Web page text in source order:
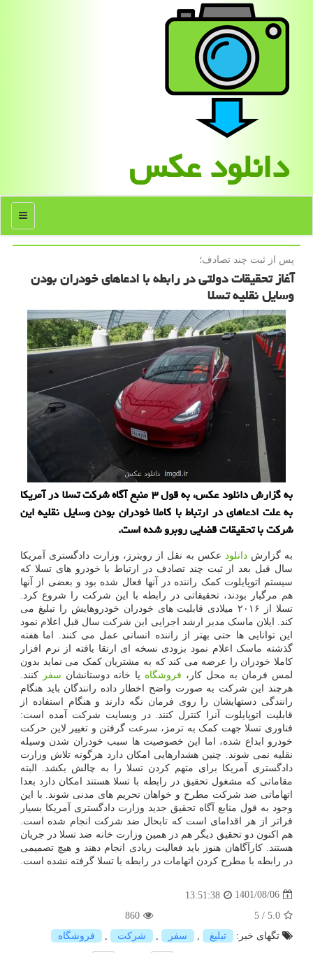
دانلود عكس
منو
پس از ثبت چند تصادف؛
آغاز تحقیقات دولتی در رابطه با ادعاهای خودران بودن
وسایل نقلیه تسلا
به گزارش دانلود عکس، به قول ۳ منبع آگاه شرکت تسلا در آمریکا
به علت ادعاهای در ارتباط با کاملا خودران بودن وسایل نقلیه این
شرکت با تحقیقات قضایی روبرو شده است.
به گزارش دانلود عکس به نقل از رویترز، وزارت دادگستری آمریکا
سال قبل بعد از ثبت چند تصادف در ارتباط با خودرو های تسلا که
سیستم اتوپایلوت کمک راننده در آنها فعال شده بود و بعضی از آنها
هم مرگبار بودند، تحقیقاتی در رابطه با این شرکت را شروع کرد.
تسلا از ۲۰۱۶ میلادی قابلیت های خودران خودروهایش را تبلیغ می
کند. ایلان ماسک مدیر ارشد اجرایی این شرکت سال قبل اعلام نمود
این توانایی ها حتی بهتر از راننده انسانی عمل می کنند. اما هفته
گذشته ماسک اعلام نمود بزودی نسخه ای ارتقا یافته از نرم افزار
کاملا خودران را عرضه می کند که به مشتریان کمک می نماید بدون
لمس فرمان به محل کار، فروشگاه یا خانه دوستانشان سفر
کنند.
هرچند این شرکت به صورت واضح اخطار داده رانندگان باید هنگام
رانندگی دستهایشان را روی فرمان نگه دارند و هنگام استفاده از
قابلیت اتوپایلوت آنرا کنترل کنند. در وبسایت شرکت آمده است:
فناوری تسلا جهت کمک به ترمز، سرعت گرفتن و تغییر لاین حرکت
خودرو ابداع شده، اما این خصوصیت ها سبب خودران شدن وسیله
نقلیه نمی شوند. چنین هشدارهایی امکان دارد هرگونه تلاش وزارت
دادگستری آمریکا برای متهم کردن تسلا را به چالش بکشد. البته
مقاماتی که مشغول تحقیق در رابطه با تسلا هستند امکان دارد بعدا
اتهاماتی ضد شرکت مطرح و خواهان تحریم های مدنی شوند. با این
وجود به قول منابع آگاه تحقیق جدید وزارت دادگستری آمریکا بسیار
فراتر از هر اقدامای است که تابحال ضد شرکت انجام شده است.
هم اکنون دو تحقیق دیگر هم در همین وزارت خانه ضد تسلا در جریان
هستند. کارآگاهان هنوز باید فعالیت زیادی انجام دهند و هیچ تصمیمی
در رابطه با مطرح کردن اتهامات در رابطه با تسلا گرفته نشده است.
1401/08/06
13:51:38
5.0
/
5
860
تگهای خبر:
تبلیغ سفر شركت فروشگاه